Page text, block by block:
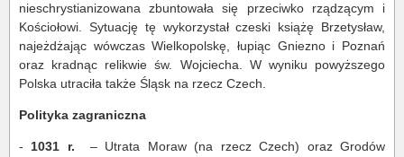
nieschrystianizowana zbuntowała się przeciwko rządzącym i
Kościołowi. Sytuację tę wykorzystał czeski książę Brzetysław,
najeżdżając wówczas Wielkopolskę, łupiąc Gniezno i Poznań
oraz kradnąc relikwie św. Wojciecha. W wyniku powyższego
Polska utraciła także Śląsk na rzecz Czech.
Polityka zagraniczna
- 1031 r.
– Utrata Moraw (na rzecz Czech) oraz Grodów